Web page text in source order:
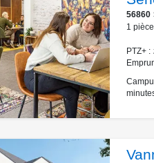
56860
1
PTZ+